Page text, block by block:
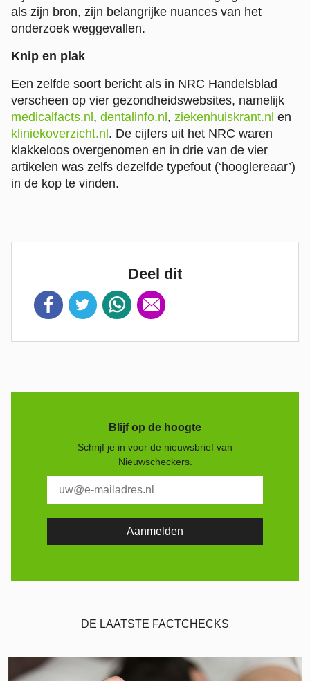
als zijn bron, zijn belangrijke nuances van het
onderzoek weggevallen.
Knip en plak
Een zelfde soort bericht als in NRC Handelsblad
verscheen op vier gezondheidswebsites, namelijk
medicalfacts.nl, dentalinfo.nl, ziekenhuiskrant.nl en
kliniekoverzicht.nl. De cijfers uit het NRC waren
klakkeloos overgenomen en in drie van de vier
artikelen was zelfs dezelfde typefout (‘hooglereaar’)
in de kop te vinden.
Deel dit
Blijf op de hoogte
Schrijf je in voor de nieuwsbrief van
Nieuwscheckers.
DE LAATSTE FACTCHECKS